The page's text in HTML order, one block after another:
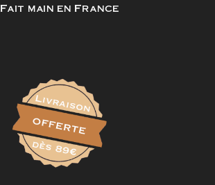
Fait main en France